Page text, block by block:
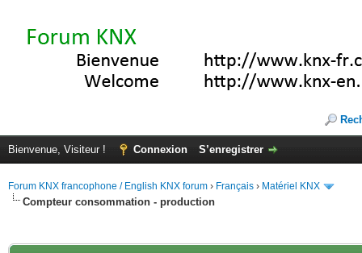
Bienvenue, Visiteur ! Connexion S’enregistrer
Forum KNX francophone / English KNX forum › Français › Matériel KNX
Compteur consommation - production